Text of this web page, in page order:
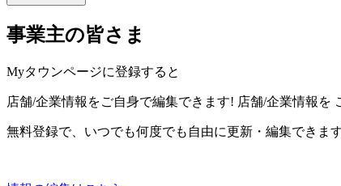
事業主の皆さま
Myタウンページに登録すると
店舗/企業情報をご自身で編集できます! 店舗/企業情報を
無料登録で、いつでも何度でも自由に更新・編集できま